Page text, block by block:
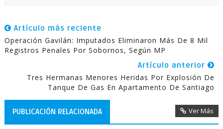
Artículo más reciente
Operación Gavilán: Imputados Eliminaron Más De 8 Mil
Registros Penales Por Sobornos, Según MP
Artículo anterior
Tres Hermanas Menores Heridas Por Explosión De
Tanque De Gas En Apartamento De Santiago
PUBLICACIÓN RELACIONADA Ver Más